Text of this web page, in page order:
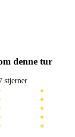
denne tur
stjerner